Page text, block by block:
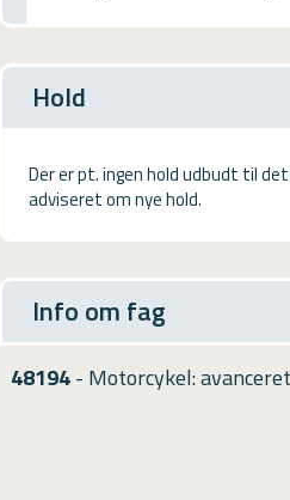
Hold
Der er pt. ingen hold udbudt til
adviseret om nye hold.
Info om fag
48194- Motorcykel: